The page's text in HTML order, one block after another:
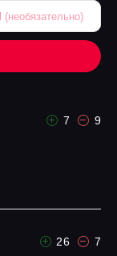
7 9
26 7